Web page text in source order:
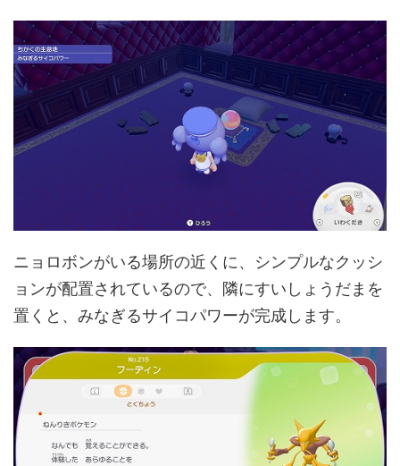
ニョロボンがいる場所の近くに、シンプルなクッシ
ョンが配置されているので、隣にすいしょうだまを
置くと、みなぎるサイコパワーが完成します。